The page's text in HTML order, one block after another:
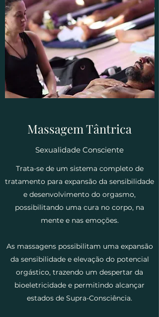
Massagem Tântrica
Sexualidade Consciente
Trata-se de um sistema completo de
tratamento para expansão da sensibilidade
e desenvolvimento do orgasmo,
possibilitando uma cura no corpo, na
mente e nas emoções.
As massagens possibilitam uma expansão
da sensibilidade e elevação do potencial
orgástico, trazendo um despertar da
bioeletricidade e permitindo alcançar
estados de Supra-Consciência.